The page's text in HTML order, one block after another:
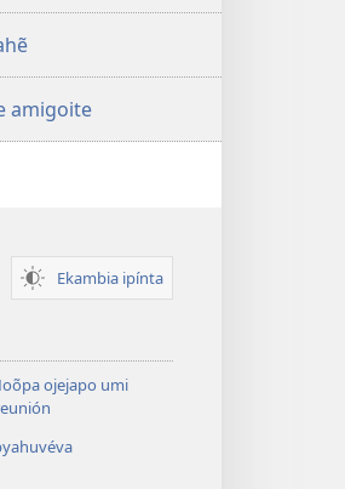
amigoite
Ekambia ipínta
ojejapo umi